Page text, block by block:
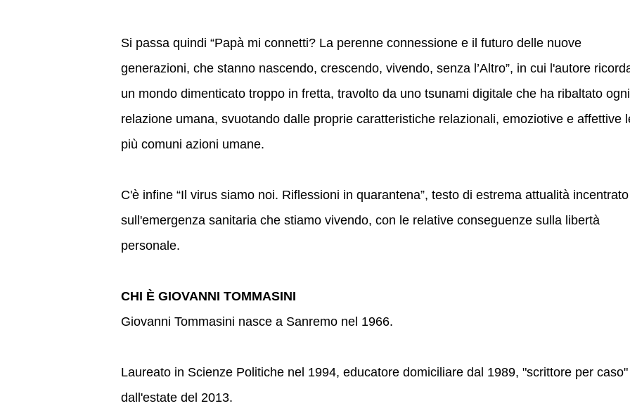
Si passa quindi “Papà mi connetti? La perenne connessione e il futuro delle nuove
generazioni, che stanno nascendo, crescendo, vivendo, senza l’Altro”, in cui l'autore
un mondo dimenticato troppo in fretta, travolto da uno tsunami digitale che ha ribaltato ogni
relazione umana, svuotando dalle proprie caratteristiche relazionali, emoziotive e affettive
più comuni azioni umane.
C'è infine “Il virus siamo noi. Riflessioni in quarantena”, testo di estrema attualità incentrato
sull'emergenza sanitaria che stiamo vivendo, con le relative conseguenze sulla libertà
personale.
CHI È GIOVANNI TOMMASINI
Giovanni Tommasini nasce a Sanremo nel 1966.
Laureato in Scienze Politiche nel 1994, educatore domiciliare dal 1989, "scrittore per caso"
dall'estate del 2013.